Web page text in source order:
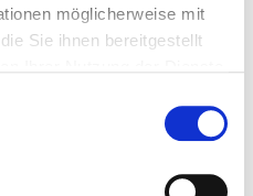
möglicherweise mit
Sie ihnen bereitgestellt